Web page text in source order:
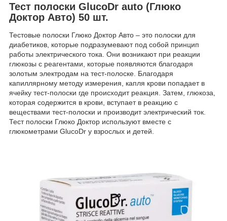
Тест полоски GlucoDr auto (Глюко
Доктор Авто) 50 шт.
Тестовые полоски Глюко Доктор Авто – это полоски для
диабетиков, которые подразумевают под собой принцип
работы электрического тока. Они возникают при реакции
глюкозы с реагентами, которые появляются благодаря
золотым электродам на тест-полоске. Благодаря
капиллярному методу измерения, капля крови попадает в
ячейку тест-полоски где происходит реакция. Затем, глюкоза,
которая содержится в крови, вступает в реакцию с
веществами тест-полоски и производит электрический ток.
Тест полоски Глюко Доктор используют вместе с
глюкометрами GlucoDr у взрослых и детей.